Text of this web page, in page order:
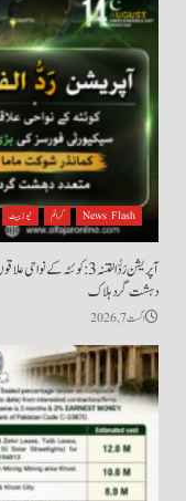
News Flash کرائم نیوز بیٹ
آپریشن رَدُّ الفتنہ 3: کوئٹہ
دہشت گرد ہلاک
اگست 7, 2026